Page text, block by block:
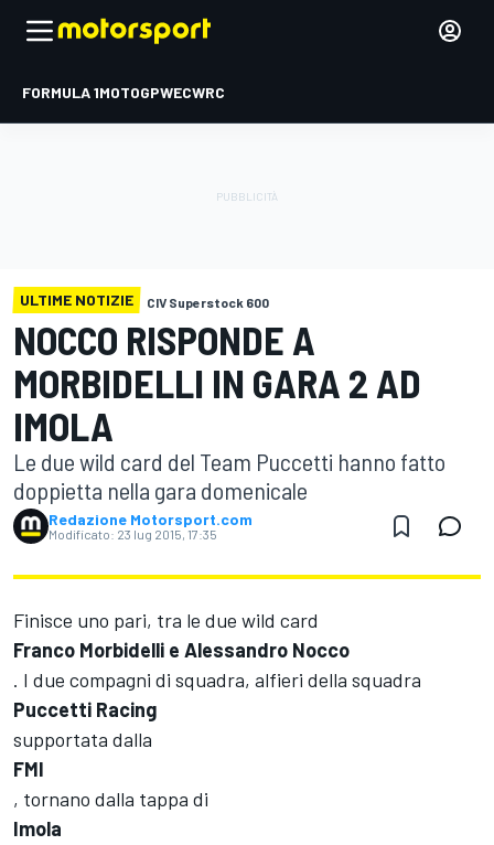
FORMULA 1MOTOGPWECWRC
ULTIME NOTIZIE CIV Superstock 600
NOCCO RISPONDE A
MORBIDELLI IN GARA 2 AD
IMOLA
Le due wild card del Team Puccetti hanno fatto
doppietta nella gara domenicale
Redazione Motorsport.com
Modificato: 23 lug 2015, 17:35
Finisce uno pari, tra le due wild card
Franco Morbidelli e Alessandro Nocco
. I due compagni di squadra, alfieri della squadra
Puccetti Racing
supportata dalla
FMI
, tornano dalla tappa di
Imola